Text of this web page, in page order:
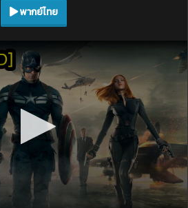
พากย์ไทย